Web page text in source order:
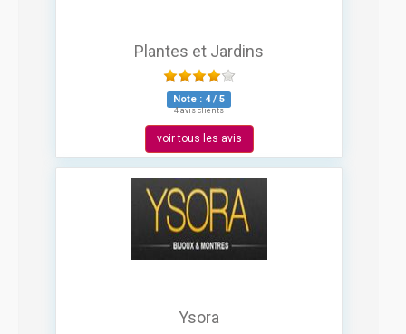
Plantes et Jardins
Note : 4/ 5
4 avis clients
voir tous les avis
Ysora